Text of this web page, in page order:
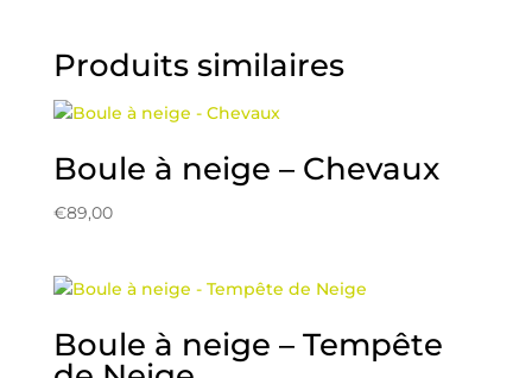
Produits similaires
Boule à neige – Chevaux
€89,00
Boule à neige – Tempête